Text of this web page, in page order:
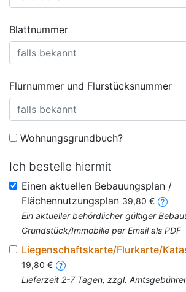
Blattnummer
Flurnummer und Flurstücksnummer
Wohnungsgrundbuch?
Ich bestelle hiermit
Einen aktuellen Bebauungsplan /
Flächennutzungsplan 39,80 €
Ein aktueller behördlicher gültiger
Grundstück/Immobilie per Email als PDF
Liegenschaftskarte/Flurkarte/
19,80 €
Lieferzeit 2-7 Tagen, zzgl.